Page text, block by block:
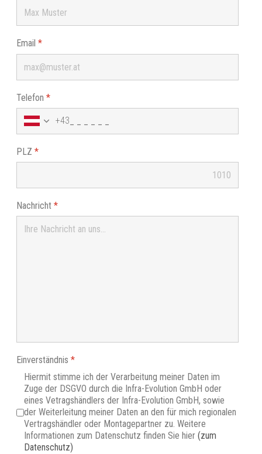
Email *
Telefon *
+43
PLZ *
Nachricht *
Einverständnis *
Hiermit stimme ich der Verarbeitung meiner Daten im
Zuge der DSGVO durch die Infra-Evolution GmbH oder
eines Vetragshändlers der Infra-Evolution GmbH, sowie
der Weiterleitung meiner Daten an den für mich regionalen
Vertragshändler oder Montagepartner zu. Weitere
Informationen zum Datenschutz finden Sie hier (zum
Datenschutz)